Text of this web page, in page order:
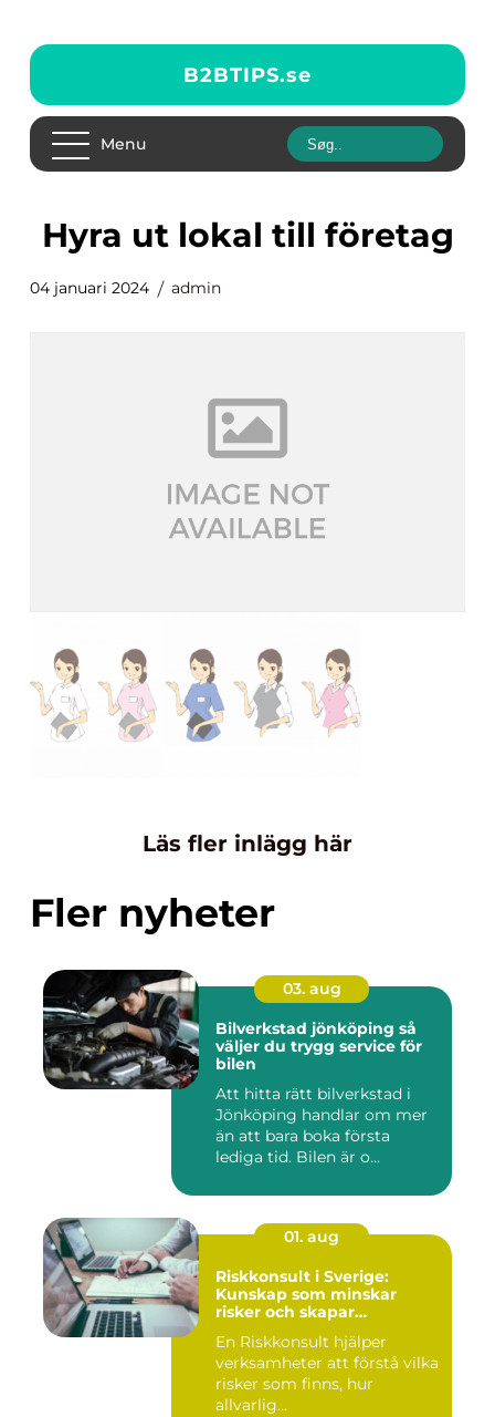
B2BTIPS.se
Menu
hyra ut lokal till företag
04 januari 2024 admin
Läs fler inlägg här
Fler nyheter
03. aug
Bilverkstad jönköping så
väljer du trygg service för
bilen
Att hitta rätt bilverkstad i
Jönköping handlar om mer
än att bara boka första
lediga tid. Bilen är o...
01. aug
Riskkonsult i Sverige:
Kunskap som minskar
risker och skapar
En Riskkonsult hjälper
verksamheter att förstå vilka
risker som finns, hur
allvarlig...